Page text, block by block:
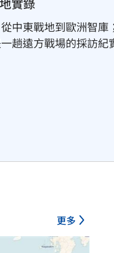
態
韓上空的副熱帶高
沖繩後，移動速度
更多